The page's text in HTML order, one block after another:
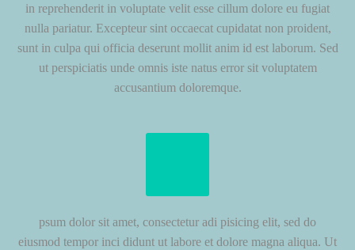
in reprehenderit in voluptate velit esse cillum dolore eu fugiat
nulla pariatur. Excepteur sint occaecat cupidatat non proident,
sunt in culpa qui officia deserunt mollit anim id est laborum. Sed
ut perspiciatis unde omnis iste natus error sit voluptatem
accusantium doloremque.
psum dolor sit amet, consectetur adi pisicing elit, sed do
eiusmod tempor inci didunt ut labore et dolore magna aliqua. Ut